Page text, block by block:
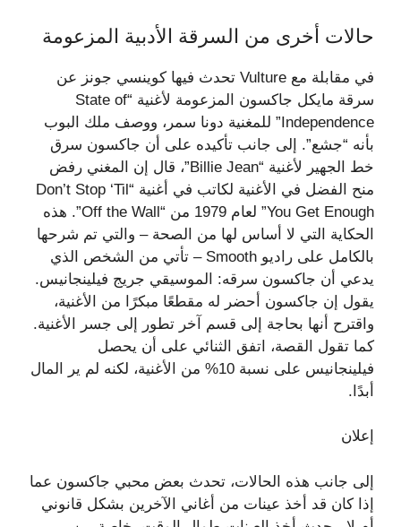
حالات أخرى من السرقة الأدبية المزعومة
في مقابلة مع Vulture تحدث فيها كوينسي جونز عن
سرقة مايكل جاكسون المزعومة لأغنية “State of
Independence” للمغنية دونا سمر، ووصف ملك البوب ​​
بأنه “جشع”. إلى جانب تأكيده على أن جاكسون سرق
خط الجهير لأغنية “Billie Jean”، قال إن المغني رفض
منح الفضل في الأغنية لكاتب في أغنية “Don’t Stop ‘Til
You Get Enough” لعام 1979 من “Off the Wall”. هذه
الحكاية التي لا أساس لها من الصحة – والتي تم شرحها
بالكامل على راديو Smooth – تأتي من الشخص الذي
يدعي أن جاكسون سرقه: الموسيقي جريج فيلينجانيس.
يقول إن جاكسون أحضر له مقطعًا مبكرًا من الأغنية،
واقترح أنها بحاجة إلى قسم آخر تطور إلى جسر الأغنية.
كما تقول القصة، اتفق الثنائي على أن يحصل
فيلينجانيس على نسبة 10% من الأغنية، لكنه لم ير المال
أبدًا.
إعلان
إلى جانب هذه الحالات، تحدث بعض محبي جاكسون عما
إذا كان قد أخذ عينات من أغاني الآخرين بشكل قانوني